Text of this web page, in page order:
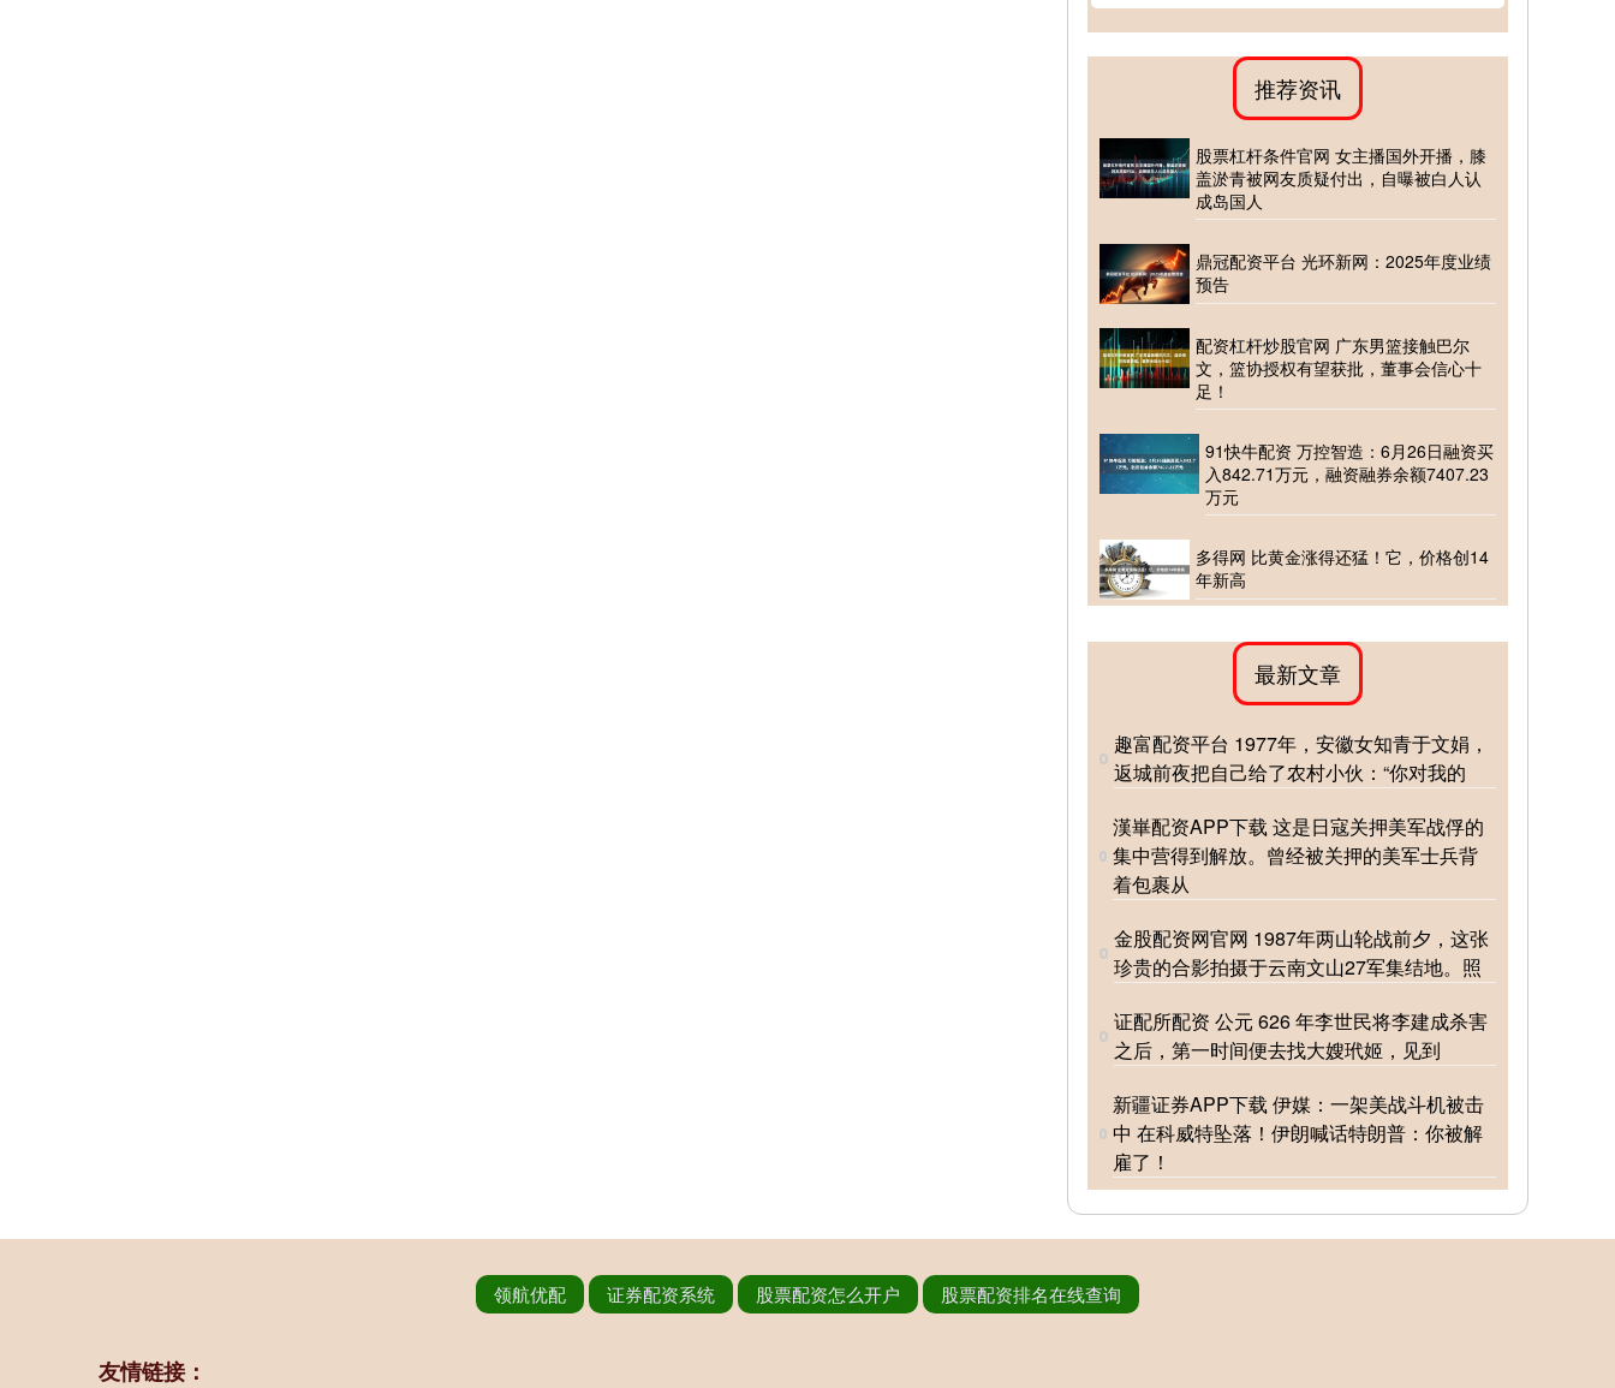
推荐资讯
股票杠杆条件官网 女主播国外开播，膝
盖淤青被网友质疑付出，自曝被白人认
成岛国人
鼎冠配资平台 光环新网：2025年度业绩
预告
配资杠杆炒股官网 广东男篮接触巴尔
文，篮协授权有望获批，董事会信心十
足！
91快牛配资 万控智造：6月26日融资买
入842.71万元，融资融券余额7407.23
万元
多得网 比黄金涨得还猛！它，价格创14
年新高
最新文章
趣富配资平台 1977年，安徽女知青于文娟，
返城前夜把自己给了农村小伙：“你对我的
漢崋配资APP下载 这是日寇关押美军战俘的
集中营得到解放。曾经被关押的美军士兵背
着包裹从
金股配资网官网 1987年两山轮战前夕，这张
珍贵的合影拍摄于云南文山27军集结地。照
证配所配资 公元 626 年李世民将李建成杀害
之后，第一时间便去找大嫂玳姬，见到
新疆证券APP下载 伊媒：一架美战斗机被击
中 在科威特坠落！伊朗喊话特朗普：你被解
雇了！
领航优配 证券配资系统 股票配资怎么开户 股票配资排名在线查询
友情链接：